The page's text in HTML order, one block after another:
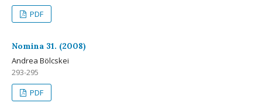
PDF
Nomina 31. (2008)
Andrea Bölcskei
293-295
PDF